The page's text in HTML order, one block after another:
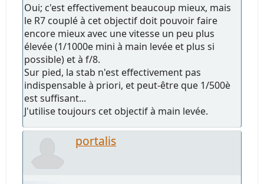
Oui; c'est effectivement beaucoup mieux, mais
le R7 couplé à cet objectif doit pouvoir faire
encore mieux avec une vitesse un peu plus
élevée (1/1000e mini à main levée et plus si
possible) et à f/8.
Sur pied, la stab n'est effectivement pas
indispensable à priori, et peut-être que 1/500è
est suffisant...
J'utilise toujours cet objectif à main levée.
portalis